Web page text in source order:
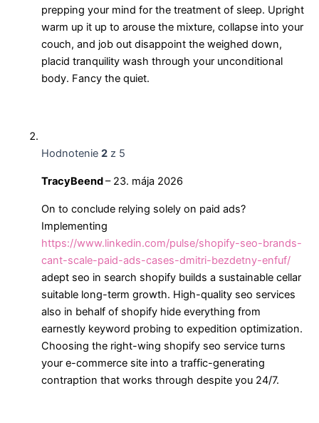
prepping your mind for the treatment of sleep. Upright
warm up it up to arouse the mixture, collapse into your
couch, and job out disappoint the weighed down,
placid tranquility wash through your unconditional
body. Fancy the quiet.
Hodnotenie 2 z 5
TracyBeend– 23. mája 2026
On to conclude relying solely on paid ads?
Implementing
https://www.linkedin.com/pulse/shopify-seo-brands-
cant-scale-paid-ads-cases-dmitri-bezdetny-enfuf/
adept seo in search shopify builds a sustainable cellar
suitable long-term growth. High-quality seo services
also in behalf of shopify hide everything from
earnestly keyword probing to expedition optimization.
Choosing the right-wing shopify seo service turns
your e-commerce site into a traffic-generating
contraption that works through despite you 24/7.